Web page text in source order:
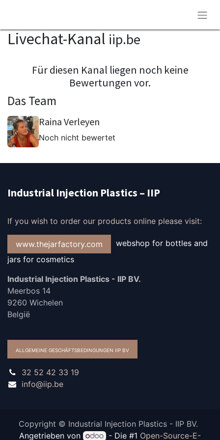
Livechat-Kanal iip.be
Für diesen Kanal liegen noch keine
Bewertungen vor.
Das Team
Raina Verleyen
Noch nicht bewertet
Industrial Injection Plastics – IIP
If you wish to order our products online please visit:
www.thejarfactory.com
webshop for bottles and
jars for cosmetics
Industrial Injection Plastics - IIP BV.
Meerbos 14
9260 Wichelen
België
ALLGEMEINE GESCHÄFTSBEDINGUNGEN IIP BV
32 52 42 33 19
info@iip.be
Copyright © Industrial Injection Plastics - IIP BV.
Angetrieben von
- Die #1 Open-Source-E-